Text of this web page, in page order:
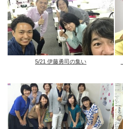
5/21 伊藤勇司の集い